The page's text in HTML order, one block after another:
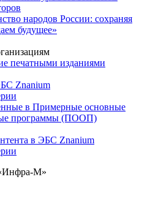
народов России: сохраняя
будущее»
печатными изданиями
Znanium
в Примерные основные
программы (ПООП)
в ЭБС Znanium
М»